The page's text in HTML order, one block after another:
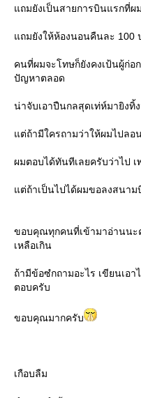
ถมยังเป็นสายการบินแรกที่ผ
ถมยังให้ห้องนอนคืนละ 100
คนที่ผมจะโทษก็ยังคงเป้นผู้ก่อ
ปัญหาตลอด
น่าจับเอาปืนกลสุดเท่ห์มายิงทิ้
ต่ถ้ามีใครถามว่าให้ผมไปลอ
ผมตอบได้ทันทีเลยครับว่าไป
ต่ถ้าเป็นไปได้ผมขอลงสนาม
ขอบคุณทุกคนที่เข้ามาอ่านนะ
เหลือเกิน
ถ้ามีข้อซํกถามอะไร เขียนเอ
ตอบครับ
ขอบคุณมากครับ
เกือบลืม